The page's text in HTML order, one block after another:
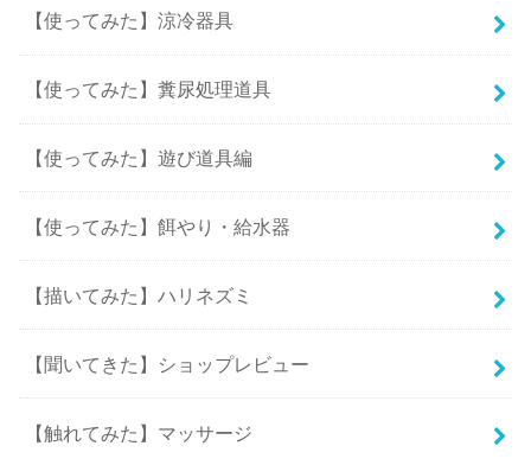
【使ってみた】涼冷器具
【使ってみた】糞尿処理道具
【使ってみた】遊び道具編
【使ってみた】餌やり・給水器
【描いてみた】ハリネズミ
【聞いてきた】ショップレビュー
【触れてみた】マッサージ